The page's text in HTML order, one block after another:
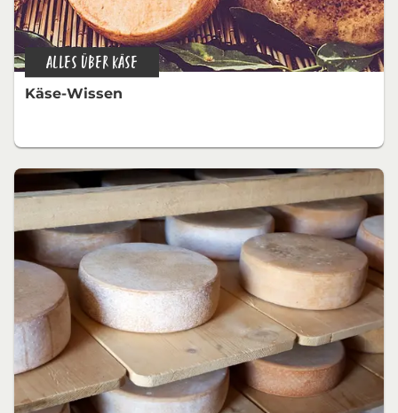
ALLES ÜBER KÄSE
Käse-Wissen